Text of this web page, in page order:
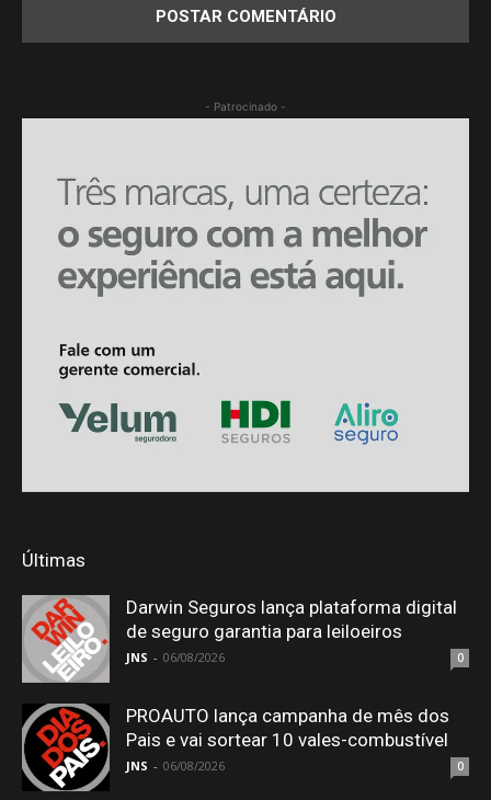
- Patrocinado -
Últimas
Darwin Seguros lança plataforma digital
de seguro garantia para leiloeiros
JNS - 06/08/2026 0
PROAUTO lança campanha de mês dos
Pais e vai sortear 10 vales-combustível
JNS - 06/08/2026 0